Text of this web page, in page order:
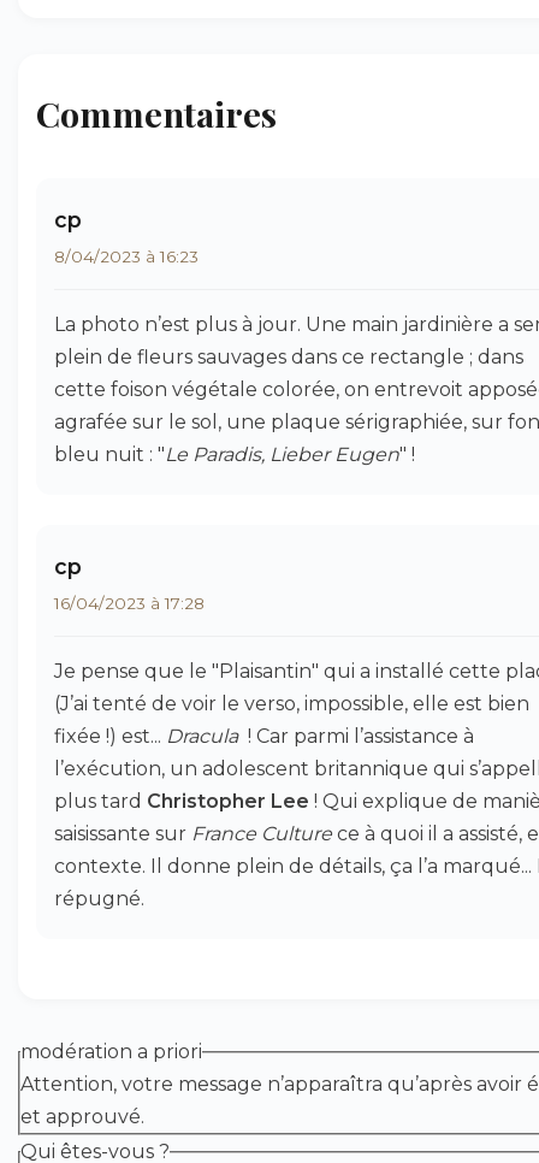
Commentaires
cp
8/04/2023 à 16:23
La photo n’est plus à jour. Une main jardinière a
plein de fleurs sauvages dans ce rectangle ; dans
cette foison végétale colorée, on entrevoit
agrafée sur le sol, une plaque sérigraphiée, sur
bleu nuit : "Le Paradis, Lieber Eugen" !
cp
16/04/2023 à 17:28
Je pense que le "Plaisantin" qui a installé cette
(J’ai tenté de voir le verso, impossible, elle est bien
fixée !) est... Dracula ! Car parmi l’assistance à
l’exécution, un adolescent britannique qui
plus tard Christopher Lee ! Qui explique de
saisissante sur France Culture ce à quoi il a assisté,
contexte. Il donne plein de détails, ça l’a marqué...
répugné.
modération a priori
Attention, votre message n’apparaîtra qu’après avoir
et approuvé.
Qui êtes-vous ?